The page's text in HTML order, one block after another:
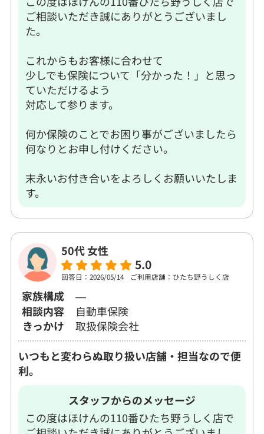
ご相談いただき誠にありがとうございまし
た。
これからもお客様に合わせて
少しでも保険について「分かった！」と思っ
ていただけるよう
対応して参ります。
何か保険のことでお困り事がございましたら
何なりとお申し付けください。
末永いお付き合いをよろしくお願いいたしま
す。
50代 女性
5.0
回答日：2026/05/14 ご利用店舗：ひたち野うしく店
家族構成
―
相談内容
自動車保険
きっかけ
取扱保険会社
いつもと変わらぬ取り扱い店舗・担当なので便
利。
スタッフからのメッセージ
この度はほけんの110番ひたち野うしく店で